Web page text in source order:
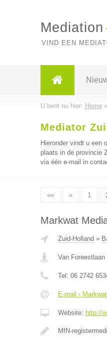
Mediation
VIND EEN
U bent nu hier: Home»
Mediator
Hieronder vindt u een
plaats in de provincie
via één e-mail in
«« « 1
Markwat
Zuid-Holland »
Van Foreestlaan
Tel: 06 2742
E-mail ›
Website: http://
MfN-